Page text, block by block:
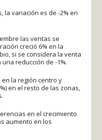
la variación es de -2% en
las ventas se
creció 6% en la
si se considera la venta
reducción de -1%.
la región centro y
en el resto de las zonas,
en el crecimiento
aumento en los